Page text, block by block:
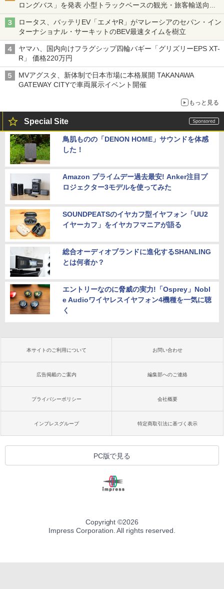
ロングバス」を発表 小型トラックベースの観光・旅客輸送向け
バス
ロータス、バッテリEV「エメヤR」がマレーシアのセパン・イン
ターナショナル・サーキットのBEV最速タイムを樹立
ヤマハ、国内向けフラグシップ四輪バギー「グリズリーEPS XT-
R」 価格220万円
MVアグスタ、新体制で日本市場に本格展開 TAKANAWA
GATEWAY CITYで車両展示イベント開催
もっと見る
Special Site
鳥肌ものの「DENON HOME」サウンドを体感
した！
Amazon プライムデー過去最安! Anker注目プ
ロジェクター3モデルを使ってみた
SOUNDPEATSのイヤカフ型イヤフォン「UU2
イヤーカフ」をイヤカフマニアが語る
総合オーディオブランドに進化するSHANLING
とは何者か？
エントリーなのに脅威の実力!「Osprey」Nobl
e Audioワイヤレスイヤフォン4機種を一気に聴
く
本サイトのご利用について お問い合わせ
広告掲載のご案内 編集部へのご連絡
プライバシーポリシー 会社概要
インプレスグループ 特定商取引法に基づく表示
PC版で見る
Copyright ©2026
Impress Corporation. All rights reserved.